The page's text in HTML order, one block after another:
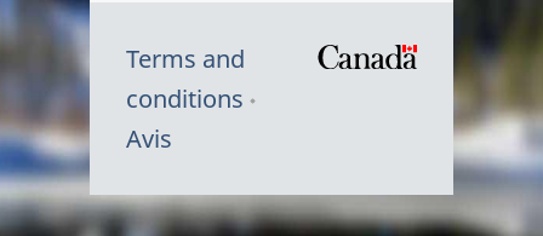
Terms and
conditions
Avis
Symbole
du